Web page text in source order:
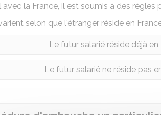
avec la France, il est soumis à des règles
selon que l'étranger réside en
Le futur salarié réside déjà en
Le futur salarié ne réside pas